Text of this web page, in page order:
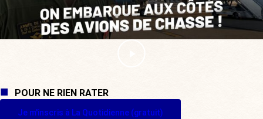
POUR NE RIEN RATER
Je m'inscris à La Quotidienne (gratuit)